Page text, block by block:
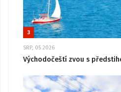
3
SRP, 05 2026
Východočeští zvou s